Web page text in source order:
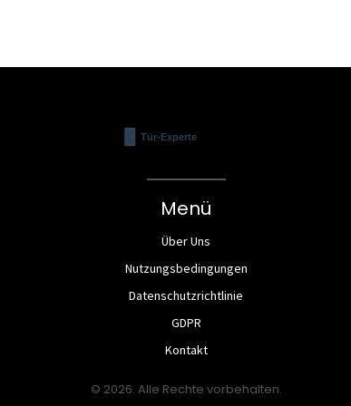
Menü
Über Uns
Nutzungsbedingungen
Datenschutzrichtlinie
GDPR
Kontakt
© 2026. Alle Rechte vorbehalten.